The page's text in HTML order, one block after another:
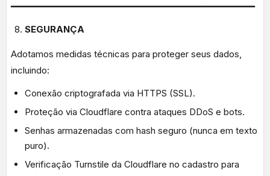
━━━━━━━━━━━━━━━━━━━━━━━━━━━━━━━━━━━━━━━━━━━━━
SEGURANÇA
Adotamos medidas técnicas para proteger seus dados,
incluindo:
Conexão criptografada via HTTPS (SSL).
Proteção via Cloudflare contra ataques DDoS e bots.
Senhas armazenadas com hash seguro (nunca em texto
puro).
Verificação Turnstile da Cloudflare no cadastro para